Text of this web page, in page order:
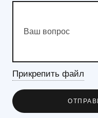
Прикрепить файл